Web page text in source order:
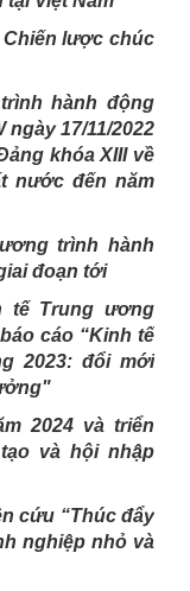
lược chúc
hành động
ngày 17/11/2022
khóa XIII về
nước đến năm
trình hành
đoạn tới
tế Trung ương
cáo “Kinh tế
2023: đổi mới
2024 và triển
và hội nhập
cứu “Thúc đẩy
nghiệp nhỏ và